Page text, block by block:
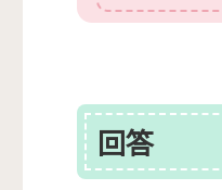
回答